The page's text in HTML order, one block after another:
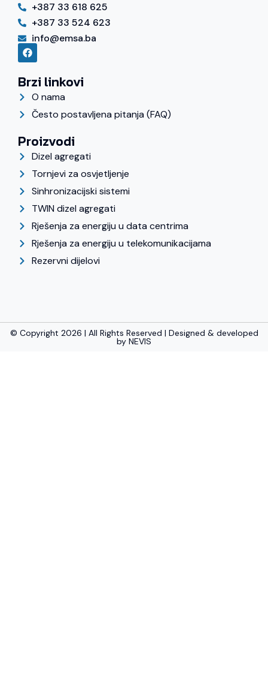
+387 33 618 625
+387 33 524 623
info@emsa.ba
Brzi linkovi
O nama
Često postavljena pitanja (FAQ)
Proizvodi
Dizel agregati
Tornjevi za osvjetljenje
Sinhronizacijski sistemi
TWIN dizel agregati
Rješenja za energiju u data centrima
Rješenja za energiju u telekomunikacijama
Rezervni dijelovi
© Copyright 2026 | All Rights Reserved | Designed & developed
by NEVIS